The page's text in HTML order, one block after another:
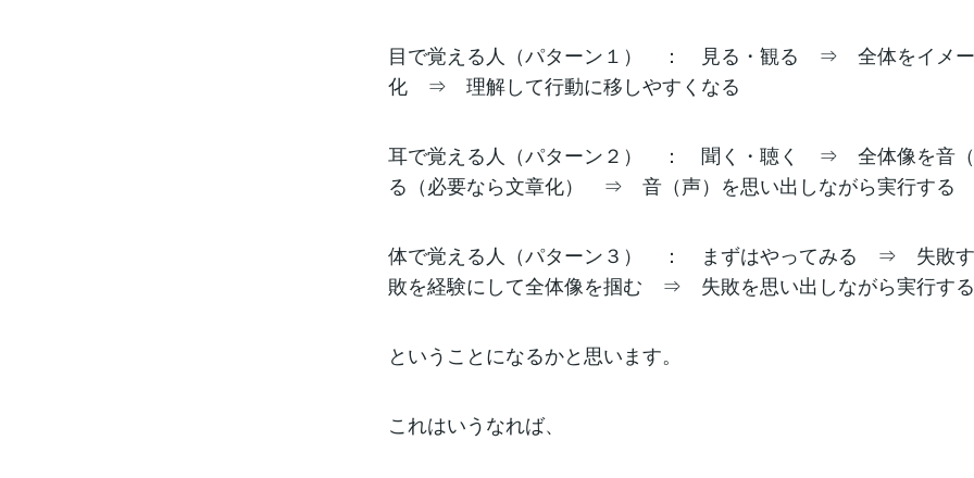
目で覚える人（パターン１） ： 見る・観る ⇒ 全体をイメー
化 ⇒ 理解して行動に移しやすくなる
耳で覚える人（パターン２） ： 聞く・聴く ⇒ 全体像を音（
る（必要なら文章化） ⇒ 音（声）を思い出しながら実行する
体で覚える人（パターン３） ： まずはやってみる ⇒ 失
敗を経験にして全体像を掴む ⇒ 失敗を思い出しながら実行する
ということになるかと思います。
これはいうなれば、